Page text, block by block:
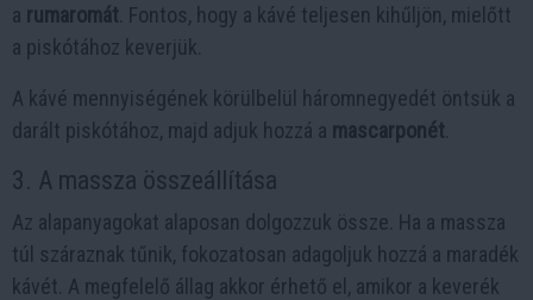
a rumaromát . Fontos, hogy a kávé teljesen kihűljön, mielőtt
a piskótához keverjük.
A kávé mennyiségének körülbelül háromnegyedét öntsük a
darált piskótához, majd adjuk hozzá a mascarponét
3. A massza összeállítása
Az alapanyagokat alaposan dolgozzuk össze. Ha a massza
túl száraznak tűnik, fokozatosan adagoljuk hozzá a maradék
kávét. A megfelelő állag akkor érhető el, amikor a keverék